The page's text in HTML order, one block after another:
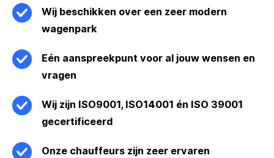
Wij beschikken over een zeer modern
wagenpark
Eén aanspreekpunt voor al jouw wensen en
vragen
Wij zijn ISO9001, ISO14001 én ISO 39001
gecertificeerd
Onze chauffeurs zijn zeer ervaren